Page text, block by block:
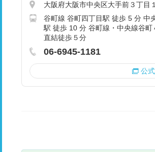
大阪府大阪市中央区大手前３丁目
谷町線 谷町四丁目駅 徒歩 5 分 中
駅 徒歩 10 分 谷町線・中央線谷
直結徒歩５分
06-6945-1181
公